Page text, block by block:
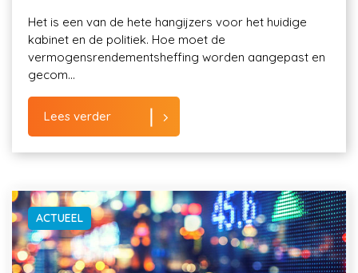
Het is een van de hete hangijzers voor het huidige
kabinet en de politiek. Hoe moet de
vermogensrendementsheffing worden aangepast en
gecom...
Lees verder
ACTUEEL